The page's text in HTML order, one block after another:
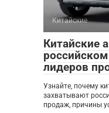
Китайские
Китайские
лидеров
Узнайте, почему
захватывают
продаж, причины